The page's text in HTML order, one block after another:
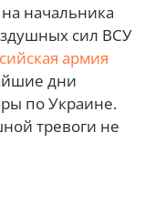
начальника
сил ВСУ
армия
дни
по Украине.
тревоги не